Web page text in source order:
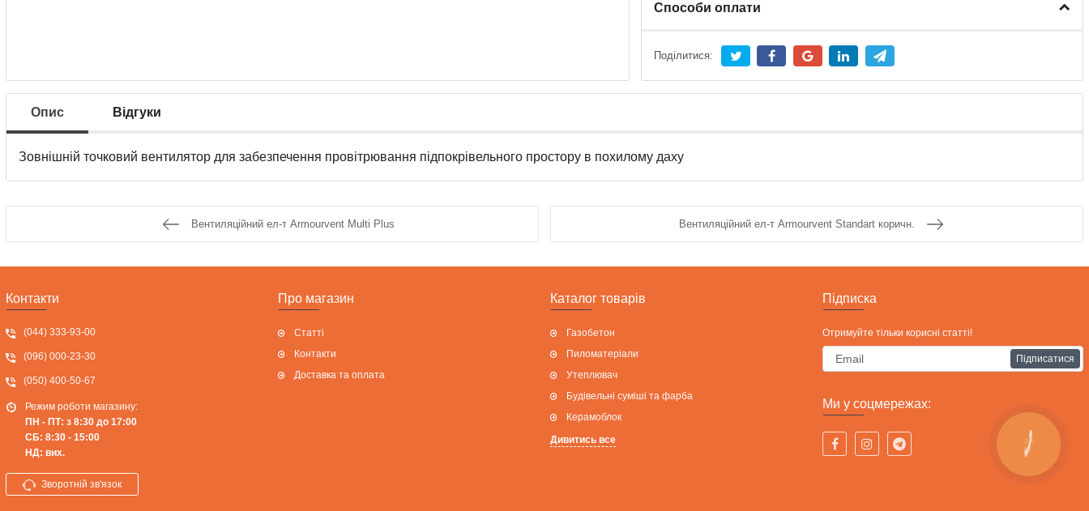
Способи оплати
Поділитися:
Опис Відгуки
Зовнішній точковий вентилятор для забезпечення провітрювання підпокрівельного простору в похилому даху
Вентиляційний ел-т Armourvent Multi Plus Вентиляційний ел-т Armourvent Standart коричн.
Контакти
(044) 333-93-00
(096) 000-23-30
(050) 400-50-67
Режим роботи магазину:
ПН - ПТ: з 8:30 до 17:00
СБ: 8:30 - 15:00
НД: вих.
Зворотній зв'язок
Про магазин
Статті
Контакти
Доставка та оплата
Каталог товарів
Газобетон
Пиломатеріали
Утеплювач
Будівельні суміші та фарба
Керамоблок
Дивитись все
Підписка
Отримуйте тільки корисні статті!
Підписатися
Ми у соцмережах:
КНОПКА
СВЯЗИ